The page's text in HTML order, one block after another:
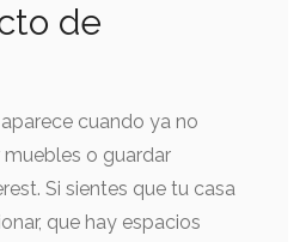
de
cuando ya no
o guardar
Si sientes que tu casa
que hay espacios